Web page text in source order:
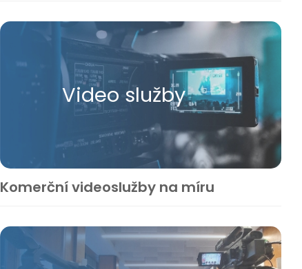
Video služby
Komerční videoslužby na míru